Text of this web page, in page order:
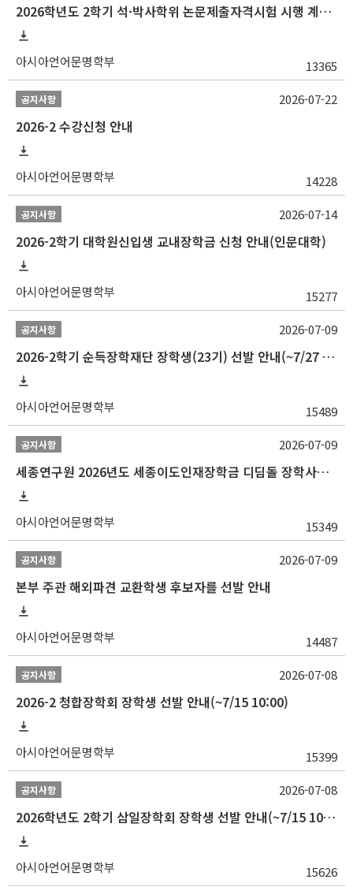
2026학년도 2학기 석·박사학위 논문제출자격시험 시행 계획 공고
아시아언어문명학부 13365
공지사항
2026-2 수강신청 안내
아시아언어문명학부 14228
2026-07-22
공지사항
2026-2학기 대학원신입생 교내장학금 신청 안내(인문대학)
아시아언어문명학부 15277
2026-07-14
공지사항
2026-2학기 순득장학재단 장학생(23기) 선발 안내(~7/27 10:00)
아시아언어문명학부 15489
2026-07-09
공지사항
세종연구원 2026년도 세종이도인재장학금 디딤돌 장학사업 학자금대출 관련분야(원금상환, 이자지원) 신청 사업 안내
아시아언어문명학부 15349
2026-07-09
공지사항
본부 주관 해외파견 교환학생 후보자를 선발 안내
아시아언어문명학부 14487
2026-07-09
공지사항
2026-2 청합장학회 장학생 선발 안내(~7/15 10:00)
아시아언어문명학부 15399
2026-07-08
공지사항
2026학년도 2학기 삼일장학회 장학생 선발 안내(~7/15 10:00)
아시아언어문명학부 15626
2026-07-08